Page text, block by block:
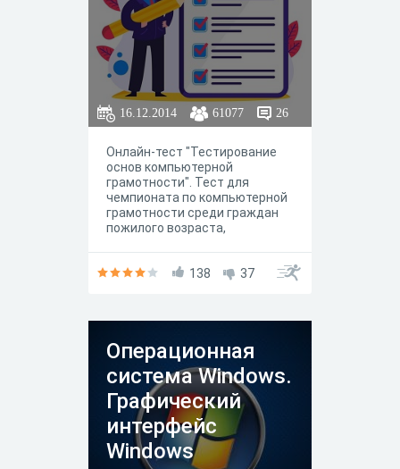
16.12.2014 61077 26
Онлайн-тест "Тестирование
основ компьютерной
грамотности". Тест для
чемпионата по компьютерной
грамотности среди граждан
пожилого возраста,
138
37
Операционная
система Windows.
Графический
интерфейс
Windows